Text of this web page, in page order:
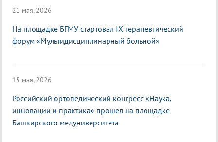
21 мая, 2026
На площадке БГМУ стартовал IX терапевтический
форум «Мультидисциплинарный больной»
15 мая, 2026
Российский ортопедический конгресс «Наука,
инновации и практика» прошел на площадке
Башкирского медуниверситета